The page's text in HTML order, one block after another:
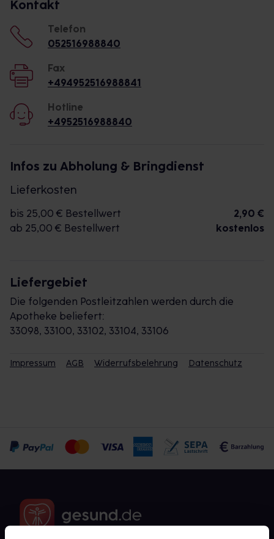
Kontakt
Telefon
052516988840
Fax
+494952516988841
Hotline
+4952516988840
Infos zu Abholung & Bringdienst
Lieferkosten
bis 25,00 € Bestellwert
2,90 €
ab 25,00 € Bestellwert
kostenlos
Liefergebiet
Die folgenden Postleitzahlen werden durch die
Apotheke beliefert:
33098, 33100, 33102, 33104, 33106
Impressum AGB Widerrufsbelehrung Datenschutz